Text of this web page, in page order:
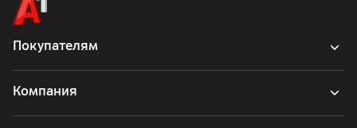
Китай
Покупателям
Компания